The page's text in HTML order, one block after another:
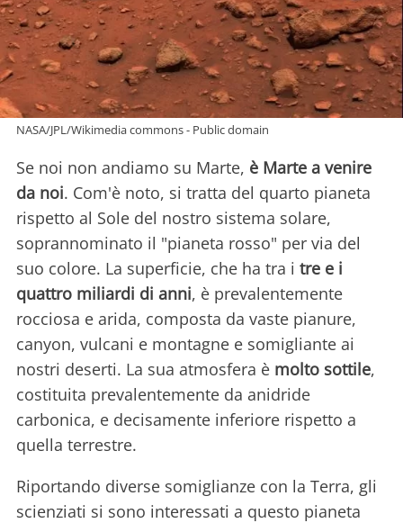
NASA/JPL/Wikimedia commons - Public domain
Se noi non andiamo su Marte, è Marte a venire
da noi. Com'è noto, si tratta del quarto pianeta
rispetto al Sole del nostro sistema solare,
soprannominato il "pianeta rosso" per via del
suo colore. La superficie, che ha tra i tre e i
quattro miliardi di anni, è prevalentemente
rocciosa e arida, composta da vaste pianure,
canyon, vulcani e montagne e somigliante ai
nostri deserti. La sua atmosfera è molto sottile,
costituita prevalentemente da anidride
carbonica, e decisamente inferiore rispetto a
quella terrestre.
Riportando diverse somiglianze con la Terra, gli
scienziati si sono interessati a questo pianeta